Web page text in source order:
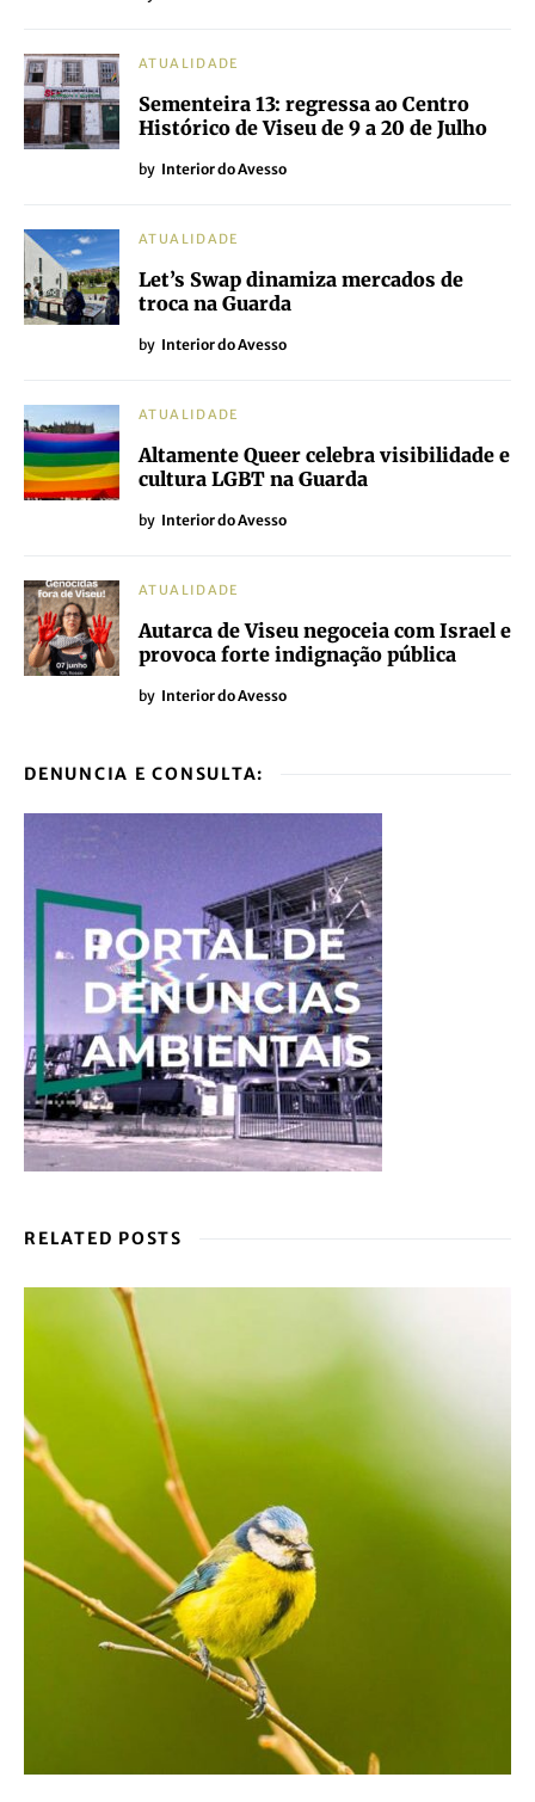
ATUALIDADE
Sementeira 13: regressa ao Centro
Histórico de Viseu de 9 a 20 de Julho
by Interior do Avesso
ATUALIDADE
Let’s Swap dinamiza mercados de
troca na Guarda
by Interior do Avesso
ATUALIDADE
Altamente Queer celebra visibilidade e
cultura LGBT na Guarda
by Interior do Avesso
ATUALIDADE
Autarca de Viseu negoceia com Israel e
provoca forte indignação pública
by Interior do Avesso
DENUNCIA E CONSULTA:
RELATED POSTS